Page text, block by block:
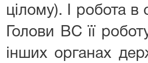
цілому). І робота в
Голови ВС її
інших органах